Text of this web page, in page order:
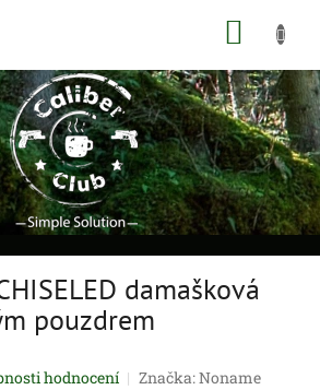
damašková
pouzdrem
hodnocení Značka:Noname